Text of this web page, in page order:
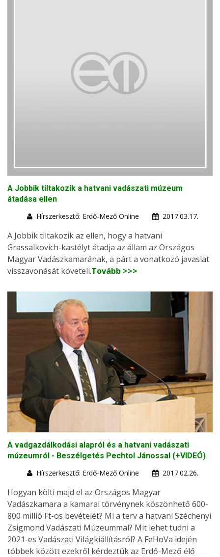
A Jobbik tiltakozik a hatvani vadászati múzeum
átadása ellen
Hírszerkesztő: Erdő-Mező Online
2017.03.17.
A Jobbik tiltakozik az ellen, hogy a hatvani
Grassalkovich-kastélyt átadja az állam az Országos
Magyar Vadászkamarának, a párt a vonatkozó javaslat
visszavonását követeli.Tovább >>>
A vadgazdálkodási alapról és a hatvani vadászati
múzeumról - Beszélgetés Pechtol Jánossal (+VIDEÓ)
Hírszerkesztő: Erdő-Mező Online
2017.02.26.
Hogyan költi majd el az Országos Magyar
Vadászkamara a kamarai törvénynek köszönhető 600-
800 millió Ft-os bevételét? Mi a terv a hatvani Széchenyi
Zsigmond Vadászati Múzeummal? Mit lehet tudni a
2021-es Vadászati Világkiállításról? A FeHoVa idején
többek között ezekről kérdeztük az Erdő-Mező élő